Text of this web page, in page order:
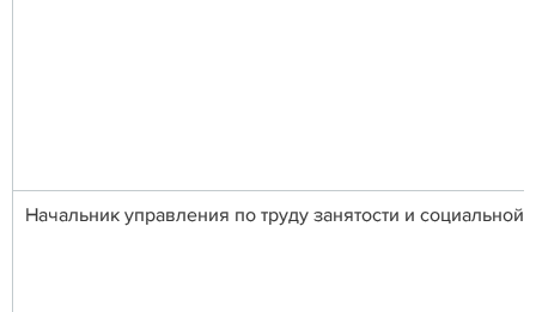
Начальник управления по труду занятости и социальной